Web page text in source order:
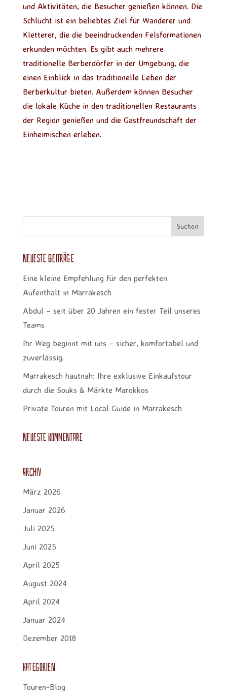
und Aktivitäten, die Besucher genießen können. Die
Schlucht ist ein beliebtes Ziel für Wanderer und
Kletterer, die die beeindruckenden Felsformationen
erkunden möchten. Es gibt auch mehrere
traditionelle Berberdörfer in der Umgebung, die
einen Einblick in das traditionelle Leben der
Berberkultur bieten. Außerdem können Besucher
die lokale Küche in den traditionellen Restaurants
der Region genießen und die Gastfreundschaft der
Einheimischen erleben.
Neueste Beiträge
Eine kleine Empfehlung für den perfekten
Aufenthalt in Marrakesch
Abdul – seit über 20 Jahren ein fester Teil unseres
Teams
Ihr Weg beginnt mit uns – sicher, komfortabel und
zuverlässig.
Marrakesch hautnah: Ihre exklusive Einkaufstour
durch die Souks & Märkte Marokkos
Private Touren mit Local Guide in Marrakesch
Neueste Kommentare
Archiv
März 2026
Januar 2026
Juli 2025
Juni 2025
April 2025
August 2024
April 2024
Januar 2024
Dezember 2018
Kategorien
Touren-Blog